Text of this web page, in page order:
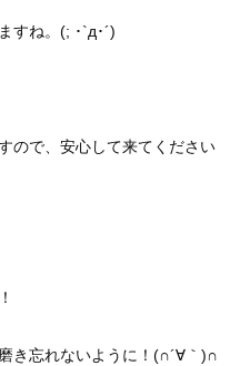
すね。(; ･`д･´)
ので、安心して来てください
き忘れないように！(∩´∀｀)∩